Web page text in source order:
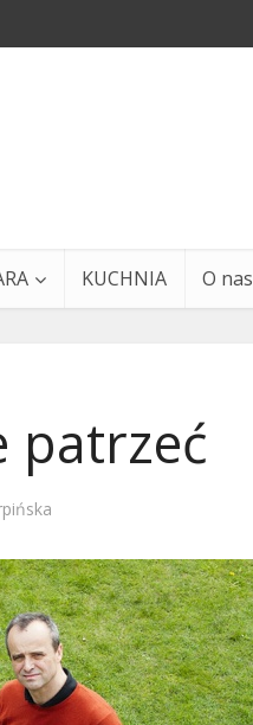
KUCHNIA O nas
patrzeć